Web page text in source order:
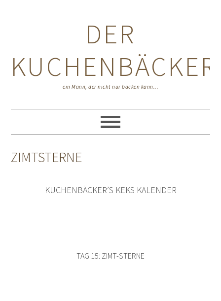
DER
KUCHENBÄCKER
ein Mann, der nicht nur backen kann...
ZIMTSTERNE
KUCHENBÄCKER’S KEKS KALENDER
TAG 15: ZIMT-STERNE